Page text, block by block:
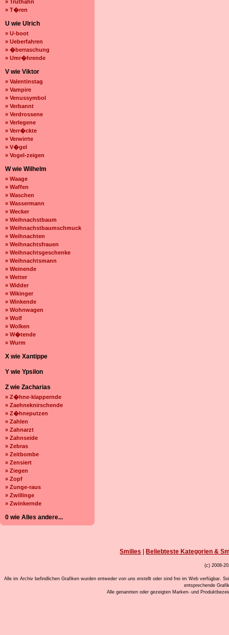
» Truthahn
» T�ren
U wie Ulrich
» U-boot
» Ueberfahren
» �berraschung
» Umr�hrende
V wie Viktor
» Valentinstag
» Vampire
» Venussymbol
» Verbannt
» Verdrossene
» Verlegene
» Verr�ckte
» Verwirrte
» V�gel
» Vogel-zeigen
W wie Wilhelm
» Waage
» Waffen
» Waschen
» Wassermann
» Wecker
» Weihnachstbaum
» Weihnachstbaumschmuck
» Weihnachten
» Weihnachtsfrauen
» Weihnachtsgeschenke
» Weihnachtsmann
» Weinende
» Wetter
» Widder
» Wikinger
» Winkende
» Wohnwagen
» Wolf
» Wolken
» W�tende
» Wurm
X wie Xantippe
Y wie Ypsilon
Z wie Zacharias
» Z�hne-klappernde
» Zaehneknirschende
» Z�hneputzen
» Zahlen
» Zahnarzt
» Zahnseide
» Zebras
» Zeitbombe
» Zensiert
» Ziegen
» Zopf
» Zunge-raus
» Zwillinge
» Zwinkernde
0 wie Alles andere...
Smilies Beliebteste Kategorien &
(c) 2008-
Alle im Archiv befindlichen Grafiken wurden entweder von uns erstellt oder sind frei im Web verfügbar.
entsprechende
Alle genannten oder gezeigten Marken- und